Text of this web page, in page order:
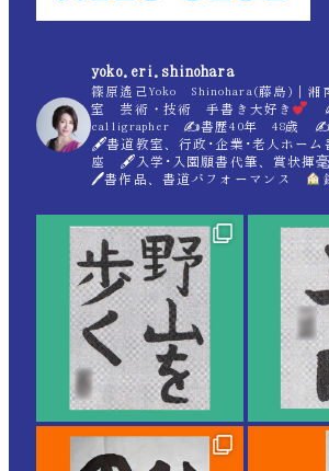
yoko.eri.shinohara
篠原遙己Yoko Shinohara(藤島)｜湘
室 芸術・技術 手書き大好き
calligrapher ✍書歴40年 48歳
🖋書道教室、行政･企業･老人ホーム
座 🖋入学･入園願書代筆、賞状揮毫
🖊書作品、書道パフォーマンス